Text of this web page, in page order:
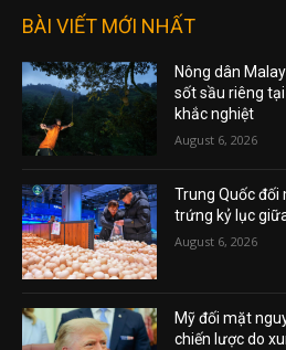
BÀI VIẾT MỚI NHẤT
Nông dân
sốt sầu riêng
khắc nghiệt
August 6, 2026
Trung Quốc
trứng kỷ lục
August 6, 2026
Mỹ đối mặt
chiến lược do